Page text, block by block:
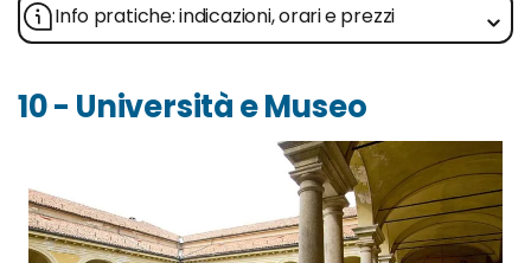
Info pratiche: indicazioni, orari e prezzi
10 - Università e Museo